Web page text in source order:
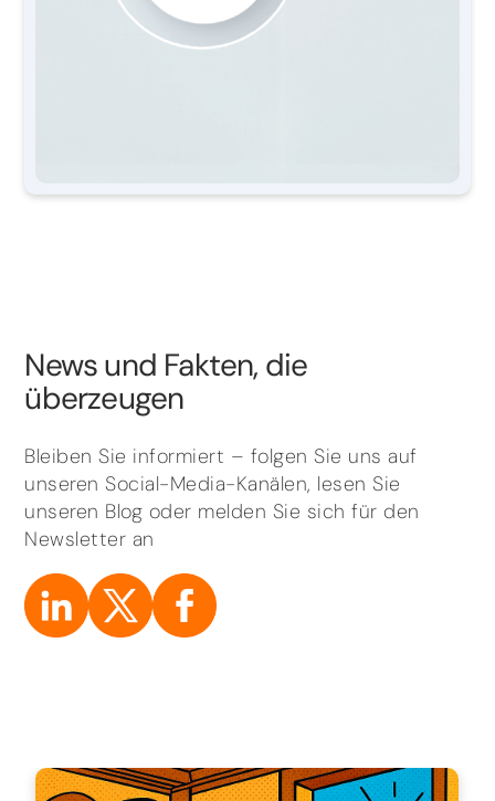
News und Fakten, die
überzeugen
Bleiben Sie informiert – folgen Sie uns auf
unseren Social-Media-Kanälen, lesen Sie
unseren Blog oder melden Sie sich für den
Newsletter an